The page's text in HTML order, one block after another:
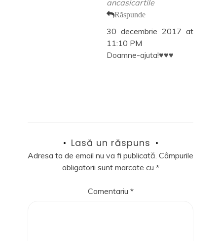
ancasicartile
Răspunde
30 decembrie 2017 at
11:10 PM
Doamne-ajuta!♥️♥️♥️
Lasă un răspuns
Adresa ta de email nu va fi publicată. Câmpurile
obligatorii sunt marcate cu *
Comentariu *